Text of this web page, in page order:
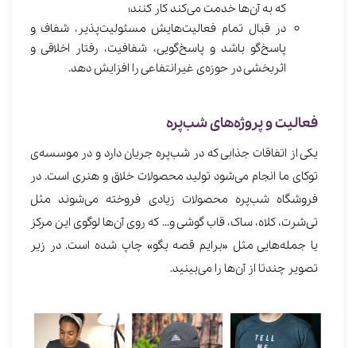
که به آن‌ها خدمت می‌کند کار کنند؛
در قبال تمام فعالیت‌هایش مسئولیت‌پذیر، شفاف و
پاسخ‌گو باشد و پاسخ‌گویی، شفافیت، رفتار اخلاقی و
اثربخشی در حوزه‌ی غیرانتفاعی را افزایش دهد.
فعالیت و پروژه‌های شب‌پره
یکی از اتفاقات جذابی که در شب‌پره جریان دارد و در موسسه‌ی
توکای ما انجام می‌شود تولید محصولات خلاق و هنری است. در
فروشگاه شب‌پره محصولات زیادی فروخته می‌شوند مثل
تی‌شرت، کلاه، ساک، قاب گوشی و… که روی‌ آن‌ها لوگوی این مرکز
یا جمله‌هایی مثل «برایم قصه بگو» چاپ شده است. در زیر
تصویر چندتا از آن‌ها را می‌بینید.